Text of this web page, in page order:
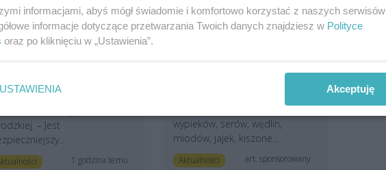
drewno
deptak
cumujących jachtach
drewnianej
deptaku w North
– Jest
1 godzina temu
Spotkamy tutaj lokalnych
rolników, pszczelarzy i
producentów żywności.
świeżego pieczywa, domowych
wypieków, serów, wędlin,
miodów, jajek, kiszone...
Aktualności art. sponsorowany
informacjami, abyś mógł świadomie i komfortowo korzystać z naszych serwisów
informacje dotyczące przetwarzania Twoich danych znajdziesz w Polityce
oraz po kliknięciu w „Ustawienia”.
USTAWIENIA Akceptuję